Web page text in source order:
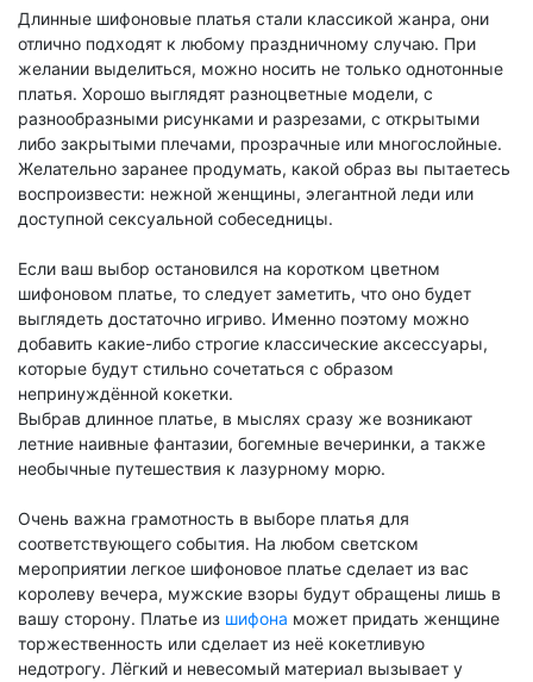
Длинные шифоновые платья стали классикой жанра, они
отлично подходят к любому праздничному случаю. При
желании выделиться, можно носить не только однотонные
платья. Хорошо выглядят разноцветные модели, с
разнообразными рисунками и разрезами, с открытыми
либо закрытыми плечами, прозрачные или многослойные.
Желательно заранее продумать, какой образ вы пытаетесь
воспроизвести: нежной женщины, элегантной леди или
доступной сексуальной собеседницы.
Если ваш выбор остановился на коротком цветном
шифоновом платье, то следует заметить, что оно будет
выглядеть достаточно игриво. Именно поэтому можно
добавить какие-либо строгие классические аксессуары,
которые будут стильно сочетаться с образом
непринуждённой кокетки.
Выбрав длинное платье, в мыслях сразу же возникают
летние наивные фантазии, богемные вечеринки, а также
необычные путешествия к лазурному морю.
Очень важна грамотность в выборе платья для
соответствующего события. На любом светском
мероприятии легкое шифоновое платье сделает из вас
королеву вечера, мужские взоры будут обращены лишь в
вашу сторону. Платье изшифонаможет придать женщине
торжественность или сделает из неё кокетливую
недотрогу. Лёгкий и невесомый материал вызывает у